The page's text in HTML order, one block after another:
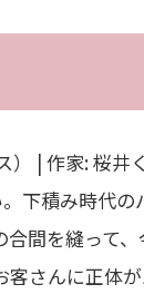
| 作家: 桜井
下積み時代
間を縫って
さんに正体